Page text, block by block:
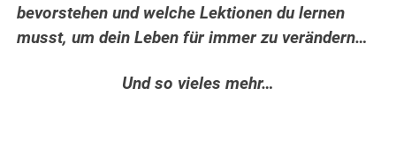
bevorstehen und welche Lektionen du lernen
musst, um dein Leben für immer zu verändern…
Und so vieles mehr…